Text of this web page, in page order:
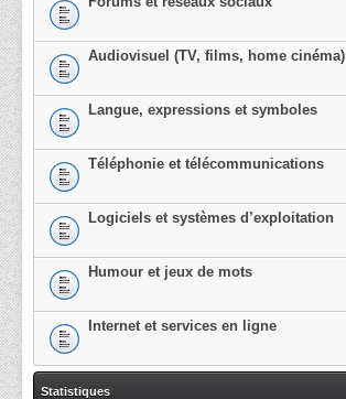
Audiovisuel (TV, films, home cinéma)
Langue, expressions et symboles
Téléphonie et télécommunications
Logiciels et systèmes d’exploitation
Humour et jeux de mots
Internet et services en ligne
Statistiques